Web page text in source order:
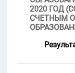
2020 ГОД
СЧЕТНЫМ